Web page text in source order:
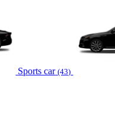
Sports car (43)